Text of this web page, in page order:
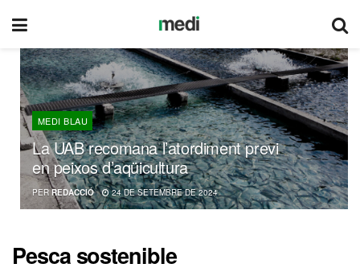
MEDI BLAU
La UAB recomana l’atordiment previ
en peixos d’aqüicultura
PERREDACCIÓ 24 DE SETEMBRE DE 2024
Pesca sostenible